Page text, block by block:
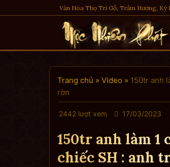
to
Văn Hóa Thọ Trì Gỗ, Trầm Hương, Kỳ
Trang chủ » Video » 150tr anh
rờn
2442 lượt xem 17/03/2023
150tr anh làm 1
chiếc SH : anh